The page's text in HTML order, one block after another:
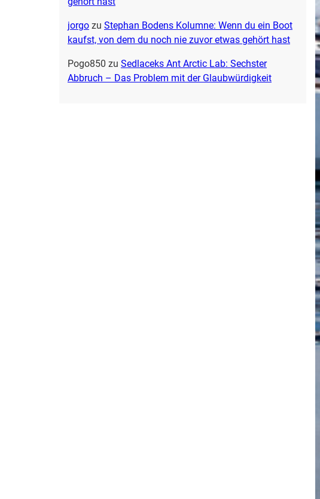
jorgozu Stephan Bodens Kolumne: Wenn du ein Boot
kaufst, von dem du noch nie zuvor etwas gehört hast
Pogo850 zu Sedlaceks Ant Arctic Lab: Sechster
Abbruch – Das Problem mit der Glaubwürdigkeit